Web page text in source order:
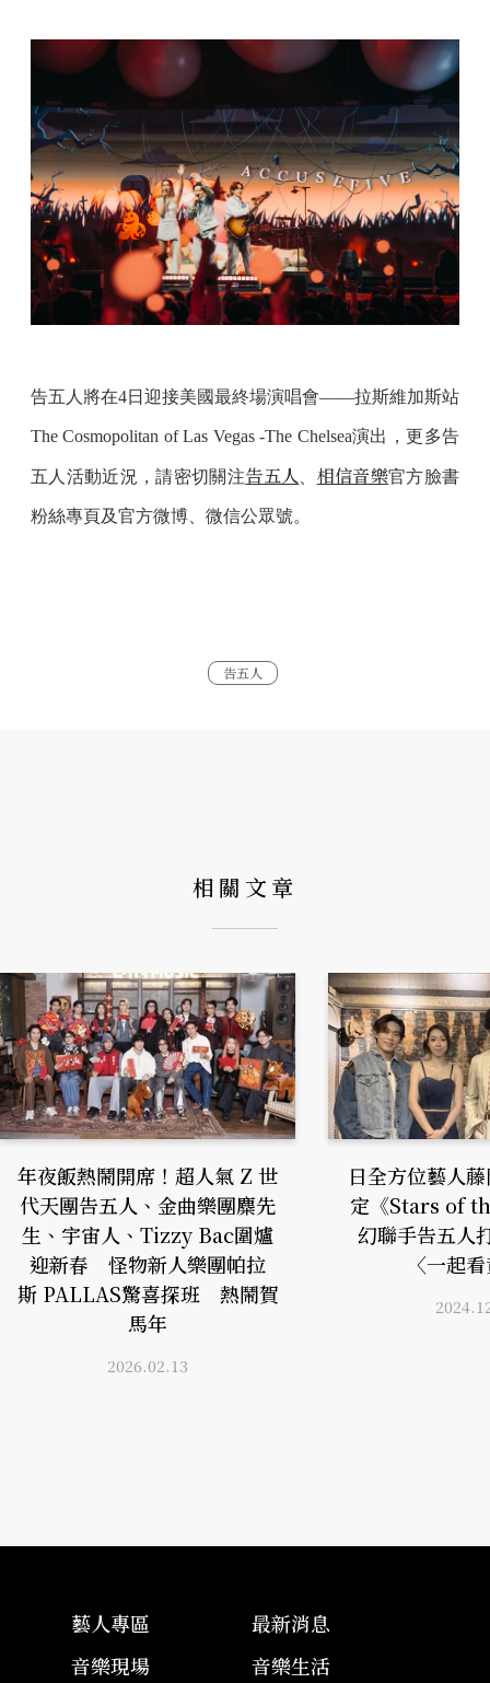
告五人將在4日迎接美國最終場演唱會——拉斯維加斯站
The Cosmopolitan of Las Vegas -The Chelsea演出，更多告
五人活動近況，請密切關注告五人 相信音樂官方臉書
粉絲專頁及官方微博、微信公眾號。
告五人
相關文章
年夜飯熱鬧開席！超人氣 Z 世
代天團告五人、金曲樂團麋先
生、宇宙人、Tizzy Bac圍爐
迎新春 怪物新人樂團帕拉
斯 PALLAS驚喜探班 熱鬧賀
馬年
2026.02.13
日全方位藝人
定《Stars of
幻聯手告五人
〈一起
藝人專區
最新消息
音樂現場
音樂生活